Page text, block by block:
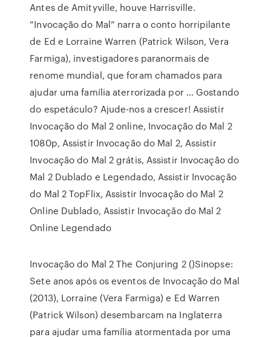
Antes de Amityville, houve Harrisville.
“Invocação do Mal” narra o conto horripilante
de Ed e Lorraine Warren (Patrick Wilson, Vera
Farmiga), investigadores paranormais de
renome mundial, que foram chamados para
ajudar uma família aterrorizada por … Gostando
do espetáculo? Ajude-nos a crescer! Assistir
Invocação do Mal 2 online, Invocação do Mal 2
1080p, Assistir Invocação do Mal 2, Assistir
Invocação do Mal 2 grátis, Assistir Invocação do
Mal 2 Dublado e Legendado, Assistir Invocação
do Mal 2 TopFlix, Assistir Invocação do Mal 2
Online Dublado, Assistir Invocação do Mal 2
Online Legendado
Invocação do Mal 2 The Conjuring 2 ()Sinopse:
Sete anos após os eventos de Invocação do Mal
(2013), Lorraine (Vera Farmiga) e Ed Warren
(Patrick Wilson) desembarcam na Inglaterra
para ajudar uma família atormentada por uma